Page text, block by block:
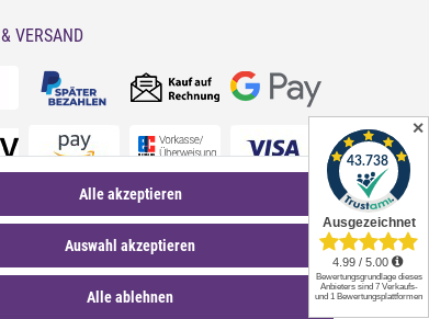
VERSAND
Auswahl akzeptieren
Alle ablehnen
Alle akzeptieren
✕